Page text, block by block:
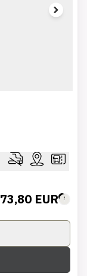
73,80 EUR